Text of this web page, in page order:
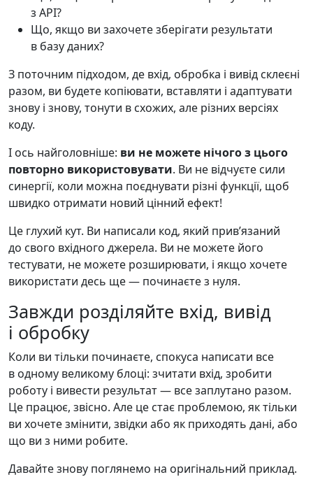
з API?
Що, якщо ви захочете зберігати результати
в базу даних?
З поточним підходом, де вхід, обробка і вивід склеєні
разом, ви будете копіювати, вставляти і адаптувати
знову і знову, тонути в схожих, але різних версіях
коду.
І ось найголовніше: ви не можете нічого з цього
повторно використовувати. Ви не відчуєте сили
синергії, коли можна поєднувати різні функції, щоб
швидко отримати новий цінний ефект!
Це глухий кут. Ви написали код, який привʼязаний
до свого вхідного джерела. Ви не можете його
тестувати, не можете розширювати, і якщо хочете
використати десь ще — починаєте з нуля.
Завжди розділяйте вхід, вивід
і обробку
Коли ви тільки починаєте, спокуса написати все
в одному великому блоці: зчитати вхід, зробити
роботу і вивести результат — все заплутано разом.
Це працює, звісно. Але це стає проблемою, як тільки
ви хочете змінити, звідки або як приходять дані, або
що ви з ними робите.
Давайте знову поглянемо на оригінальний приклад.